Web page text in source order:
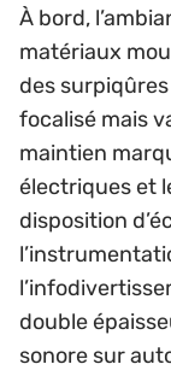
À bord,
matériaux
des
focalisé mais
maintien
électriques et
disposition
double
sonore sur